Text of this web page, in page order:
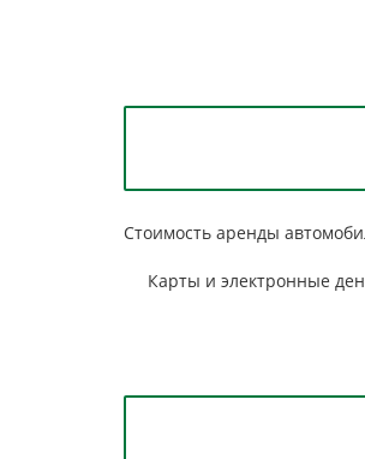
Стоимость аренды
Карты и электронные